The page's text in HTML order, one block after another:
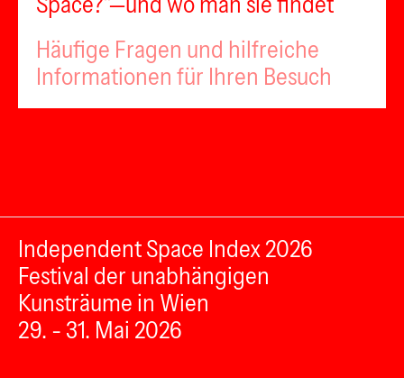
Häufige Fragen und hilfreiche
Informationen für Ihren Besuch
Independent Space Index 2026
Festival der unabhängigen
Kunsträume in Wien
29. - 31. Mai 2026